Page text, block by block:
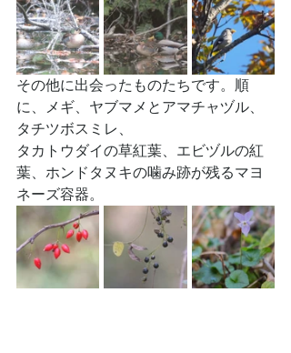
その他に出会ったものたちです。順
に、メギ、ヤブマメとアマチャヅル、
タチツボスミレ、
タカトウダイの草紅葉、エビヅルの紅
葉、ホンドタヌキの噛み跡が残るマヨ
ネーズ容器。